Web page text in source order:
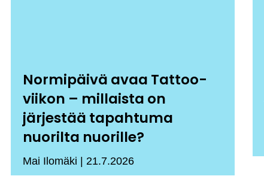
Normipäivä avaa Tattoo-
viikon – millaista on
järjestää tapahtuma
nuorilta nuorille?
Mai Ilomäki 21.7.2026